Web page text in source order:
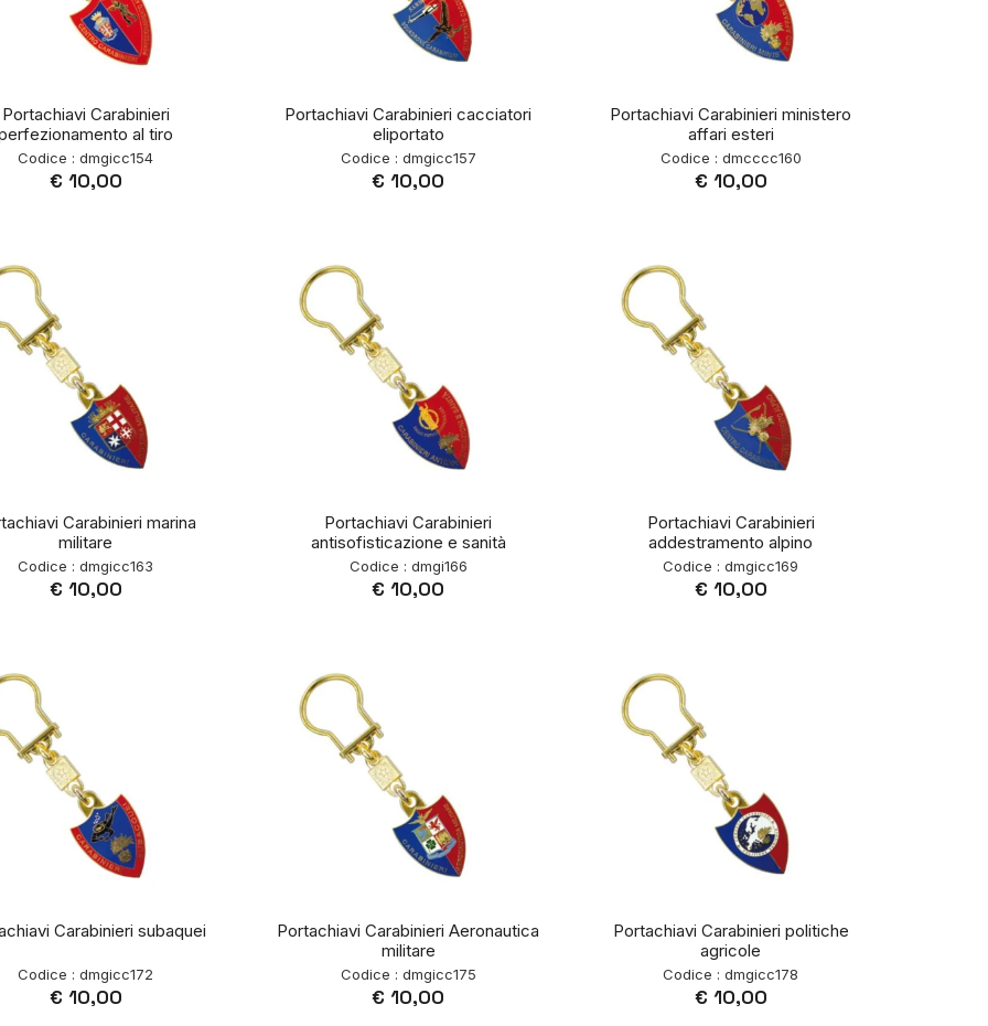
Portachiavi Carabinieri
al tiro
Codice : dmgicc154
€ 10,00
Portachiavi Carabinieri cacciatori
eliportato
Codice : dmgicc157
€ 10,00
Portachiavi Carabinieri ministero
affari esteri
Codice : dmcccc160
€ 10,00
Carabinieri marina
militare
Codice : dmgicc163
€ 10,00
Portachiavi Carabinieri
antisofisticazione e sanità
Codice : dmgi166
€ 10,00
Portachiavi Carabinieri
addestramento alpino
Codice : dmgicc169
€ 10,00
Carabinieri subaquei
Codice : dmgicc172
€ 10,00
Portachiavi Carabinieri Aeronautica
militare
Codice : dmgicc175
€ 10,00
Portachiavi Carabinieri politiche
agricole
Codice : dmgicc178
€ 10,00